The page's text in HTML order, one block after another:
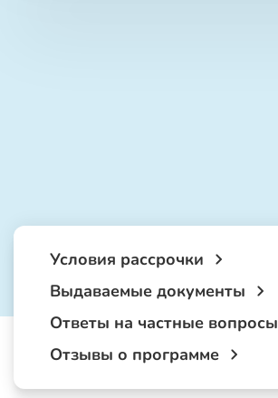
Условия рассрочки
Выдаваемые документы
Ответы на частные вопросы
Отзывы о программе